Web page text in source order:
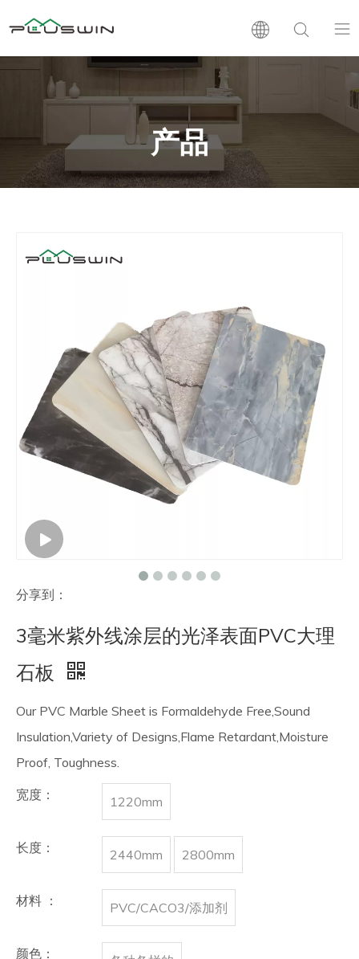
公司介绍
联系我们
产品
分享到：
3毫米紫外线涂层的光泽表面PVC大理
石板
Our PVC Marble Sheet is Formaldehyde Free,Sound
Insulation,Variety of Designs,Flame Retardant,Moisture
Proof, Toughness.
宽度：
1220mm
长度： 2440mm 2800mm
材料 ： PVC/CACO3/添加剂
颜色：